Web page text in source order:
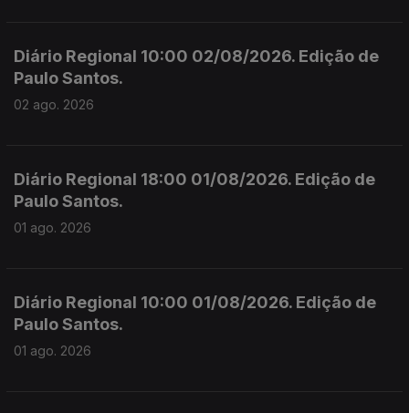
Diário Regional 10:00 02/08/2026. Edição de
Paulo Santos.
02 ago. 2026
Diário Regional 18:00 01/08/2026. Edição de
Paulo Santos.
01 ago. 2026
Diário Regional 10:00 01/08/2026. Edição de
Paulo Santos.
01 ago. 2026